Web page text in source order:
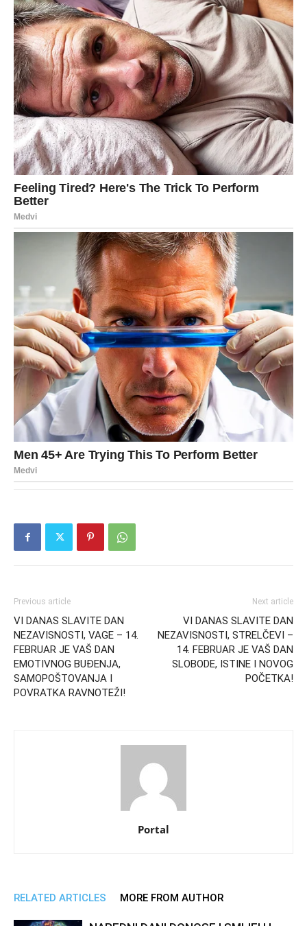
Previous article
VI DANAS SLAVITE DAN
NEZAVISNOSTI, VAGE – 14.
FEBRUAR JE VAŠ DAN
EMOTIVNOG BUĐENJA,
SAMOPOŠTOVANJA I
POVRATKA RAVNOTEŽI!
Next article
VI DANAS SLAVITE DAN
NEZAVISNOSTI, STRELČEVI –
14. FEBRUAR JE VAŠ DAN
SLOBODE, ISTINE I NOVOG
POČETKA!
Portal
RELATED ARTICLES MORE FROM AUTHOR